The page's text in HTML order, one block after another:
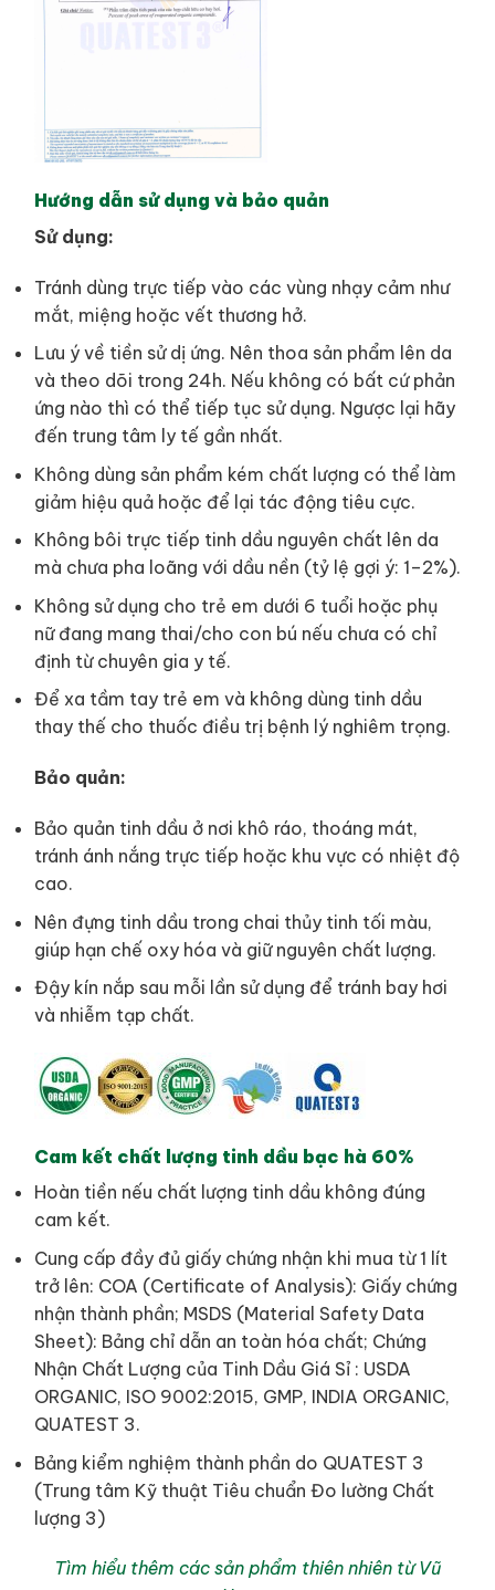
Hướng dẫn sử dụng và bảo quản
Sử dụng:
Tránh dùng trực tiếp vào các vùng nhạy cảm như
mắt, miệng hoặc vết thương hở.
Lưu ý về tiền sử dị ứng. Nên thoa sản phẩm lên da
và theo dõi trong 24h. Nếu không có bất cứ phản
ứng nào thì có thể tiếp tục sử dụng. Ngược lại hãy
đến trung tâm ly tế gần nhất.
Không dùng sản phẩm kém chất lượng có thể làm
giảm hiệu quả hoặc để lại tác động tiêu cực.
Không bôi trực tiếp tinh dầu nguyên chất lên da
mà chưa pha loãng với dầu nền (tỷ lệ gợi ý: 1–2%).
Không sử dụng cho trẻ em dưới 6 tuổi hoặc phụ
nữ đang mang thai/cho con bú nếu chưa có chỉ
định từ chuyên gia y tế.
Để xa tầm tay trẻ em và không dùng tinh dầu
thay thế cho thuốc điều trị bệnh lý nghiêm trọng.
Bảo quản:
Bảo quản tinh dầu ở nơi khô ráo, thoáng mát,
tránh ánh nắng trực tiếp hoặc khu vực có nhiệt độ
cao.
Nên đựng tinh dầu trong chai thủy tinh tối màu,
giúp hạn chế oxy hóa và giữ nguyên chất lượng.
Đậy kín nắp sau mỗi lần sử dụng để tránh bay hơi
và nhiễm tạp chất.
Cam kết chất lượng tinh dầu bạc hà 60%
Hoàn tiền nếu chất lượng tinh dầu không đúng
cam kết.
Cung cấp đầy đủ giấy chứng nhận khi mua từ 1 lít
trở lên: COA (Certificate of Analysis): Giấy chứng
nhận thành phần; MSDS (Material Safety Data
Sheet): Bảng chỉ dẫn an toàn hóa chất; Chứng
Nhận Chất Lượng của Tinh Dầu Giá Sỉ : USDA
ORGANIC, ISO 9002:2015, GMP, INDIA ORGANIC,
QUATEST 3.
Bảng kiểm nghiệm thành phần do QUATEST 3
(Trung tâm Kỹ thuật Tiêu chuẩn Đo lường Chất
lượng 3)
Tìm hiểu thêm các sản phẩm thiên nhiên từ Vũ